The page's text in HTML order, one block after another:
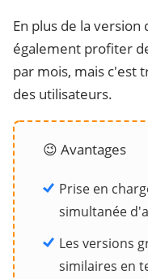
En plus de la
également profiter
par mois, mais c'est
des utilisateurs.
😉 Avantages
Prise en
simultanée
Les versions
similaires en